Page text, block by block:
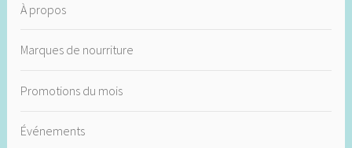
À propos
Marques de nourriture
Promotions du mois
Événements